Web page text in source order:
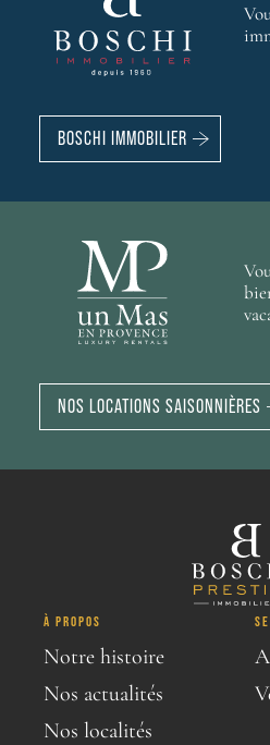
BOSCHI IMMOBILIER
NOS LOCATIONS SAISONNIÈRES
À PROPOS
Notre histoire
Nos actualités
Nos localités